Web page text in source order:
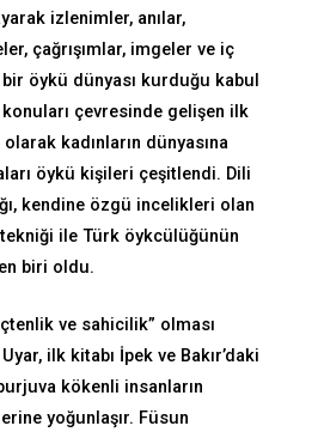
izlenimler, anılar,
çağrışımlar, imgeler ve iç
öykü dünyası kurduğu kabul
çevresinde gelişen ilk
kadınların dünyasına
öykü kişileri çeşitlendi. Dili
kendine özgü incelikleri olan
tekniği ile Türk öykcülüğünün
biri oldu.
ve sahicilik” olması
ilk kitabı İpek ve Bakır’daki
kökenli insanların
yoğunlaşır. Füsun